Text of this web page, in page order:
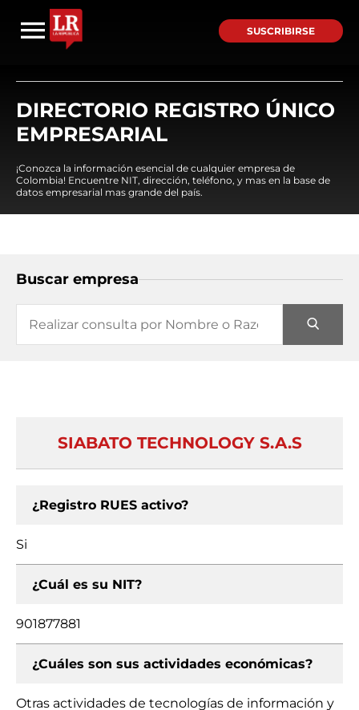
SUSCRIBIRSE
DIRECTORIO REGISTRO ÚNICO
EMPRESARIAL
¡Conozca la información esencial de cualquier empresa de
Colombia! Encuentre NIT, dirección, teléfono, y mas en la base de
datos empresarial mas grande del país.
Buscar empresa
SIABATO TECHNOLOGY S.A.S
¿Registro RUES activo?
Si
¿Cuál es su NIT?
901877881
¿Cuáles son sus actividades económicas?
Otras actividades de tecnologías de información y